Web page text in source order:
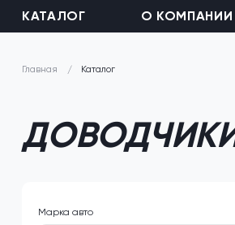
КАТАЛОГ О КОМПАНИИ
Главная Каталог
ДОВОДЧИКИ
Марка авто